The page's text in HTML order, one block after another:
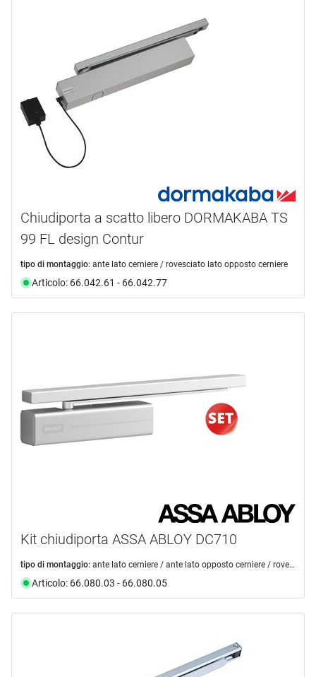
Chiudiporta a scatto libero DORMAKABA TS
99 FL design Contur
tipo di montaggio: ante lato cerniere / rovesciato lato opposto cerniere
Articolo: 66.042.61 - 66.042.77
Kit chiudiporta ASSA ABLOY DC710
tipo di montaggio: ante lato cerniere / ante lato opposto cerniere / rovesciato lato opposto cerniere / rovesciato lato cerniere
Articolo: 66.080.03 - 66.080.05